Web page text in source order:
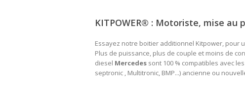
KITPOWER® : Motoriste, mise
Essayez notre boitier additionnel Kitpower,
Plus de puissance, plus de couple et moins de
diesel Mercedes sont 100 % compatibles avec
septronic , Multitronic, BMP...) ancienne ou